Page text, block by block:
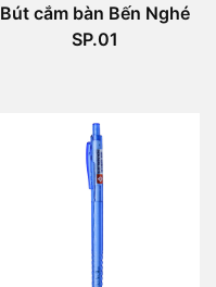
Bút cắm bàn Bến Nghé
SP.01